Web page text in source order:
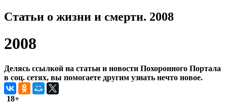
Статьи о жизни и смерти. 2008
2008
Делясь ссылкой на статьи и новости Похоронного Портала
в соц. сетях, вы помогаете другим узнать нечто новое.
18+